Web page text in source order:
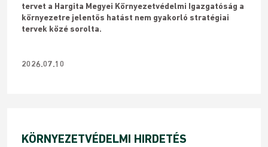
tervet a Hargita Megyei Környezetvédelmi Igazgatóság a
környezetre jelentős hatást nem gyakorló stratégiai
tervek közé sorolta.
2026.07.10
KÖRNYEZETVÉDELMI HIRDETÉS